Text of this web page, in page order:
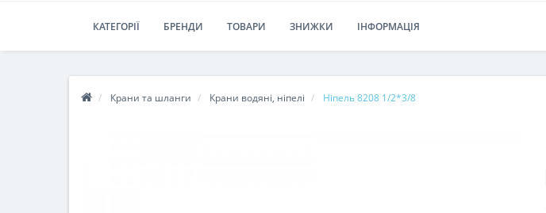
КАТЕГОРІЇ БРЕНДИ ТОВАРИ ЗНИЖКИ ІНФОРМАЦІЯ
Крани та шланги Крани водяні, ніпелі Ніпель 8208 1/2*3/8